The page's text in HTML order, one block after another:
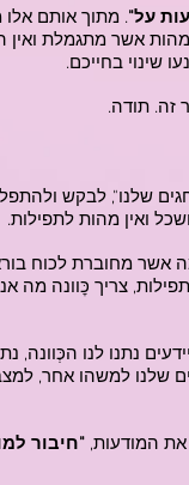
על". מתוך אותם אלו
אשר מתגמלת ואין
שינוי בחייכם.
זה. תודה.
שלנו", לבקש
ואין מהות לתפילות.
מחוברת לכוח
צריך כׇּוונה מה
נתנו לנו הכְּוונה,
שלנו למשהו אחר,
את המודעות, "חיבור